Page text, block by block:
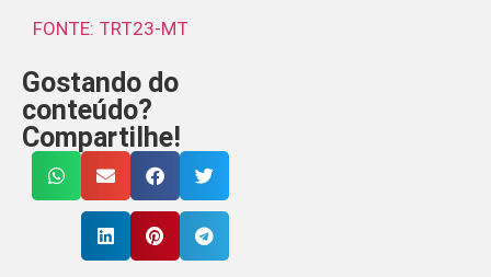
FONTE: TRT23-MT
Gostando do
conteúdo?
Compartilhe!